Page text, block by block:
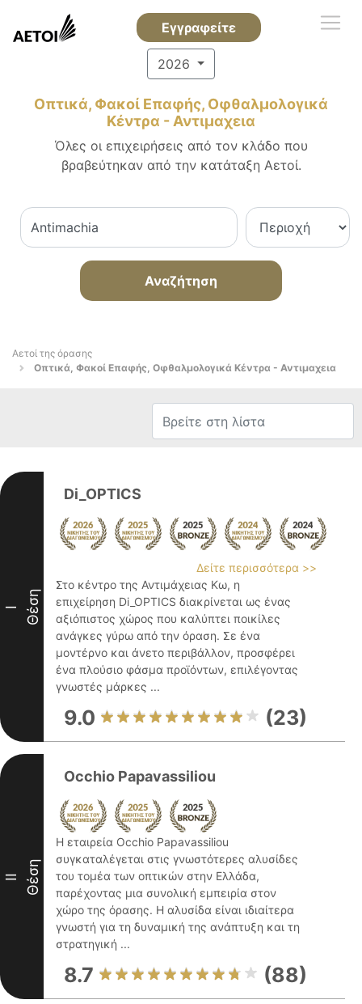
Εγγραφείτε
2026
Οπτικά, Φακοί Επαφής, Οφθαλμολογικά
Κέντρα - Αντιμαχεια
Όλες οι επιχειρήσεις από τον κλάδο που
βραβεύτηκαν από την κατάταξη Αετοί.
Αναζήτηση
Αετοί της όρασης
Οπτικά, Φακοί Επαφής, Οφθαλμολογικά Κέντρα - Αντιμαχεια
I Θέση
Di_OPTICS
Δείτε περισσότερα >>
Στο κέντρο της Αντιμάχειας Κω, η
επιχείρηση Di_OPTICS διακρίνεται ως ένας
αξιόπιστος χώρος που καλύπτει ποικίλες
ανάγκες γύρω από την όραση. Σε ένα
μοντέρνο και άνετο περιβάλλον, προσφέρει
ένα πλούσιο φάσμα προϊόντων, επιλέγοντας
γνωστές μάρκες ...
9.0 (23)
II Θέση
Occhio Papavassiliou
Η εταιρεία Occhio Papavassiliou
συγκαταλέγεται στις γνωστότερες αλυσίδες
του τομέα των οπτικών στην Ελλάδα,
παρέχοντας μια συνολική εμπειρία στον
χώρο της όρασης. Η αλυσίδα είναι ιδιαίτερα
γνωστή για τη δυναμική της ανάπτυξη και τη
στρατηγική ...
8.7 (88)